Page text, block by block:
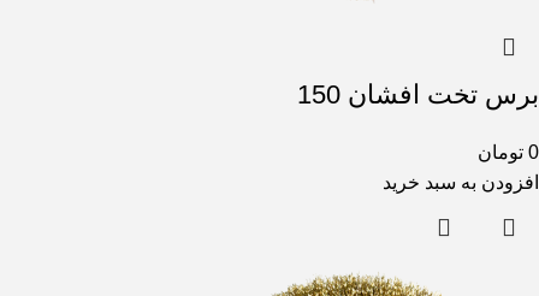
برس تخت افشان 150
0 تومان
افزودن به سبد خرید